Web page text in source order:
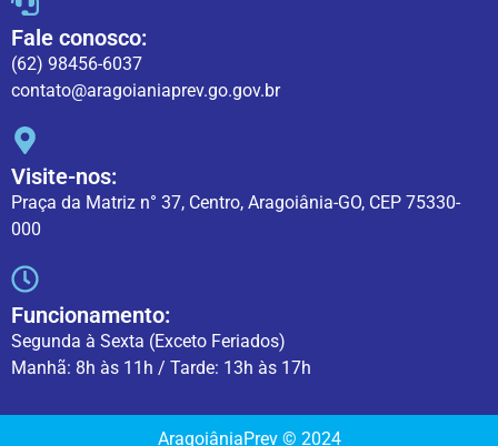
Fale conosco:
(62) 98456-6037
contato@aragoianiaprev.go.gov.br
Visite-nos:
Praça da Matriz n° 37, Centro, Aragoiânia-GO, CEP 75330-
000
Funcionamento:
Segunda à Sexta (Exceto Feriados)
Manhã: 8h às 11h / Tarde: 13h às 17h
AragoiâniaPrev © 2024